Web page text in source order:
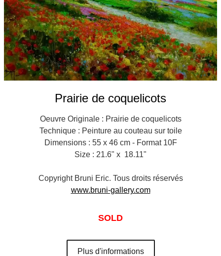
Newsletter
BLOG
Français
Prairie de coquelicots
Oeuvre Originale : Prairie de coquelicots
Technique : Peinture au couteau sur toile
Dimensions : 55 x 46 cm - Format 10F
Size : 21.6" x 18.11"
Copyright Bruni Eric. Tous droits réservés
www.bruni-gallery.com
SOLD
Plus d'informations